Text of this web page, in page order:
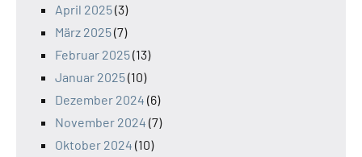
April 2025(3)
März 2025(7)
Februar 2025(13)
Januar 2025(10)
Dezember 2024 (6)
November 2024 (7)
Oktober 2024 (10)